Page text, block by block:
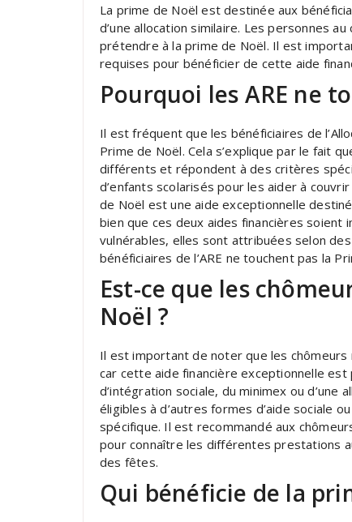
La prime de Noël est destinée aux
d’une allocation similaire. Les personnes
prétendre à la prime de Noël. Il est
requises pour bénéficier de cette aide
Pourquoi les ARE ne
Il est fréquent que les bénéficiaires de
Prime de Noël. Cela s’explique par le fait
différents et répondent à des critères
d’enfants scolarisés pour les aider à
de Noël est une aide exceptionnelle
bien que ces deux aides financières
vulnérables, elles sont attribuées selon
bénéficiaires de l’ARE ne touchent pas la
Est-ce que les
Noël ?
Il est important de noter que les
car cette aide financière exceptionnelle
d’intégration sociale, du minimex ou
éligibles à d’autres formes d’aide sociale
spécifique. Il est recommandé aux
pour connaître les différentes prestations
des fêtes.
Qui bénéficie de la